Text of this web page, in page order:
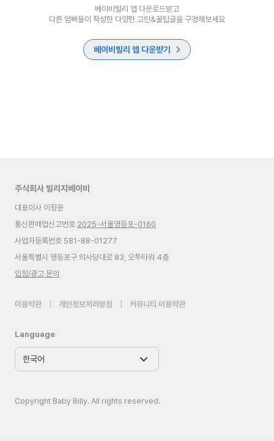
베이비빌리 앱 다운로드받고
다른 엄빠들이 작성한 다양한 고민&꿀팁글을 구경해보세요
베이비빌리 앱 다운받기
주식회사 빌리지베이비
대표이사 이정윤
통신판매업신고번호 2025-서울영등포-0160
사업자등록번호 581-88-01277
서울특별시 영등포구 의사당대로 83, 오투타워 4층
입점/광고 문의
이용약관 개인정보처리방침 커뮤니티 이용약관
Language
Copyright Baby Billy. All rights reserved.